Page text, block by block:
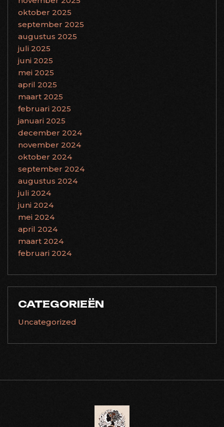
oktober 2025
september 2025
augustus 2025
juli 2025
juni 2025
mei 2025
april 2025
maart 2025
februari 2025
januari 2025
december 2024
november 2024
oktober 2024
september 2024
augustus 2024
juli 2024
juni 2024
mei 2024
april 2024
maart 2024
februari 2024
CATEGORIEËN
Uncategorized